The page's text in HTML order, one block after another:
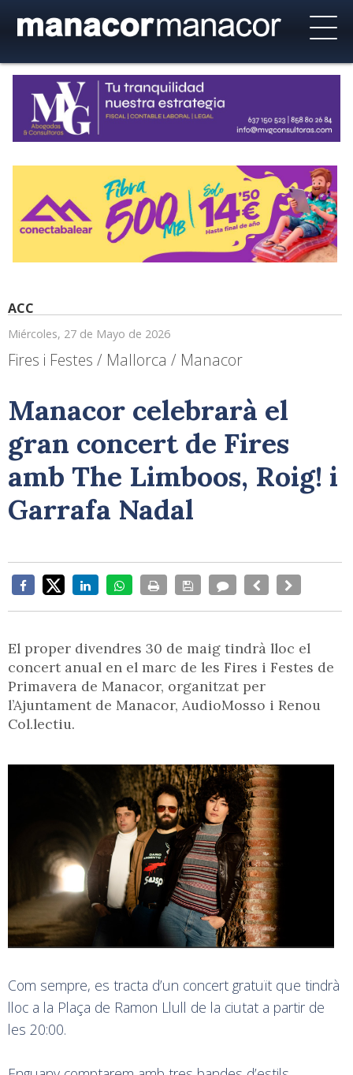
ACC
Miércoles, 27 de Mayo de 2026
Fires i Festes / Mallorca / Manacor
Manacor celebrarà el
gran concert de Fires
amb The Limboos, Roig! i
Garrafa Nadal
El proper divendres 30 de maig tindrà lloc el
concert anual en el marc de les Fires i Festes de
Primavera de Manacor, organitzat per
l’Ajuntament de Manacor, AudioMosso i Renou
Col.lectiu.
Com sempre, es tracta d’un concert gratuït que tindrà
lloc a la Plaça de Ramon Llull de la ciutat a partir de
les 20:00.